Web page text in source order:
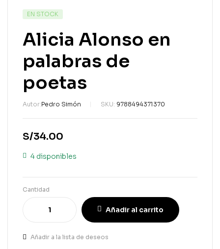
EN STOCK
Alicia Alonso en
palabras de
poetas
Autor:Pedro Simón SKU: 9788494371370
S/34.00
4 disponibles
Cantidad
Añadir al carrito
Añadir a la lista de deseos